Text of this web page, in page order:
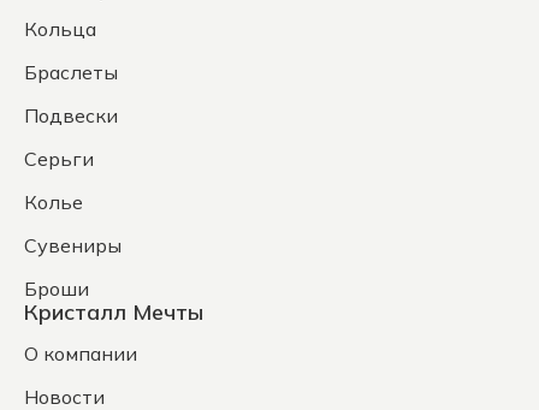
Кольца
Браслеты
Подвески
Серьги
Колье
Сувениры
Броши
Кристалл Мечты
О компании
Новости